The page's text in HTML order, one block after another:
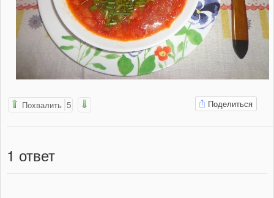
Похвалить 5 Поделиться
1 ответ